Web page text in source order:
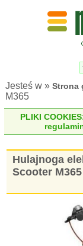
Jesteś w »Strona
M365
PLIKI
Hulajnoga
Scooter M365